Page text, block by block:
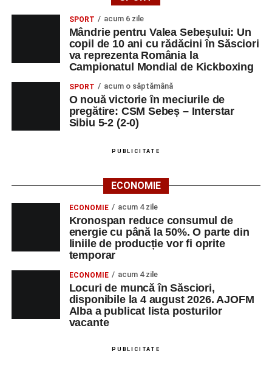
SPORT acum 6 zile
Mândrie pentru Valea Sebeșului: Un
copil de 10 ani cu rădăcini în Săsciori
va reprezenta România la
Campionatul Mondial de Kickboxing
SPORT acum o săptămână
O nouă victorie în meciurile de
pregătire: CSM Sebeș – Interstar
Sibiu 5-2 (2-0)
PUBLICITATE
ECONOMIE
ECONOMIE acum 4 zile
Kronospan reduce consumul de
energie cu până la 50%. O parte din
liniile de producție vor fi oprite
temporar
ECONOMIE acum 4 zile
Locuri de muncă în Săsciori,
disponibile la 4 august 2026. AJOFM
Alba a publicat lista posturilor
vacante
PUBLICITATE